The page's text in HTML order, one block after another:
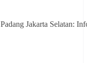
Jakarta Selatan: